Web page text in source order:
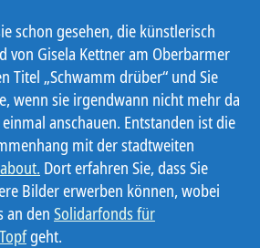
schon gesehen, die künstlerisch
von Gisela Kettner am Oberbarmer
Titel „Schwamm drüber“ und Sie
wenn sie irgendwann nicht mehr da
anschauen. Entstanden ist die
mit der stadtweiten
Dort erfahren Sie, dass Sie
Bilder erwerben können, wobei
an den Solidarfonds für
geht.